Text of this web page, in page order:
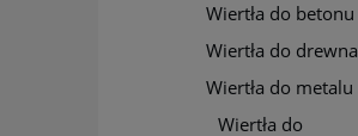
Wiertła do betonu
Wiertła do drewna
Wiertła do metalu
Wiertła do